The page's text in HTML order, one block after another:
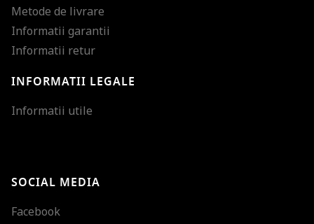
Metode de livrare
Informatii garantii
Informatii retur
INFORMATII LEGALE
Informatii utile
SOCIAL MEDIA
Facebook